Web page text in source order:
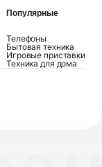
Популярные
Телефоны
Бытовая техника
Игровые приставки
Техника для дома